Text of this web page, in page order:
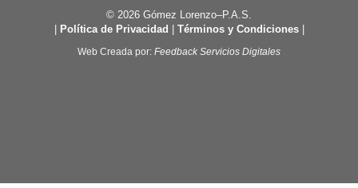
© 2026 Gómez Lorenzo–P.A.S.
| Política de Privacidad | Términos y Condiciones|
Web Creada por: Feedback Servicios Digitales